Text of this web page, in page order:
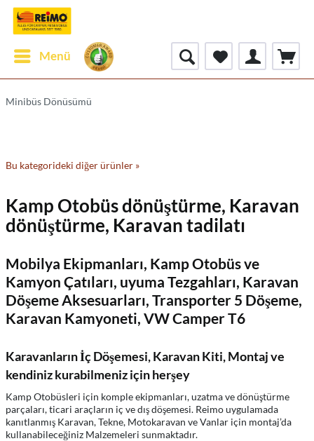
Menü
Minibüs Dönüsümü
Bu kategorideki diğer ürünler »
Kamp Otobüs dönüştürme, Karavan
dönüştürme, Karavan tadilatı
Mobilya Ekipmanları, Kamp Otobüs ve
Kamyon Çatıları, uyuma Tezgahları, Karavan
Döşeme Aksesuarları, Transporter 5 Döşeme,
Karavan Kamyoneti, VW Camper T6
Karavanların İç Döşemesi, Karavan Kiti, Montaj ve
kendiniz kurabilmeniz için herşey
Kamp Otobüsleri için komple ekipmanları, uzatma ve dönüştürme
parçaları, ticari araçların iç ve dış döşemesi. Reimo uygulamada
kanıtlanmış Karavan, Tekne, Motokaravan ve Vanlar için montaj’da
kullanabileceğiniz Malzemeleri sunmaktadır.